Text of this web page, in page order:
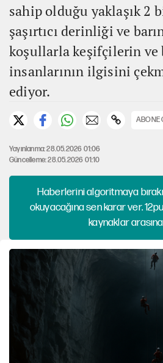
sahip olduğu yaklaşık 2
şaşırtıcı derinliği ve
koşullarla keşifçilerin
insanlarının ilgisini
ediyor.
ABONE
Yayınlanma: 28.05.2026 01:06
Güncelleme: 28.05.2026 01:10
Haberlerini algoritmaya
okuyacağına sen karar ver.
kaynaklar